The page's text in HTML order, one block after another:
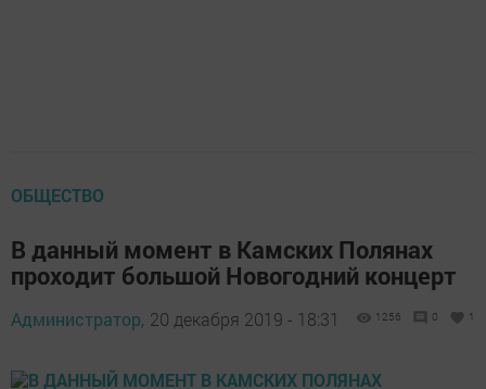
ОБЩЕСТВО
В данный момент в Камских Полянах
проходит большой Новогодний концерт
Администратор, 20 декабря 2019 - 18:31 1256 0 1